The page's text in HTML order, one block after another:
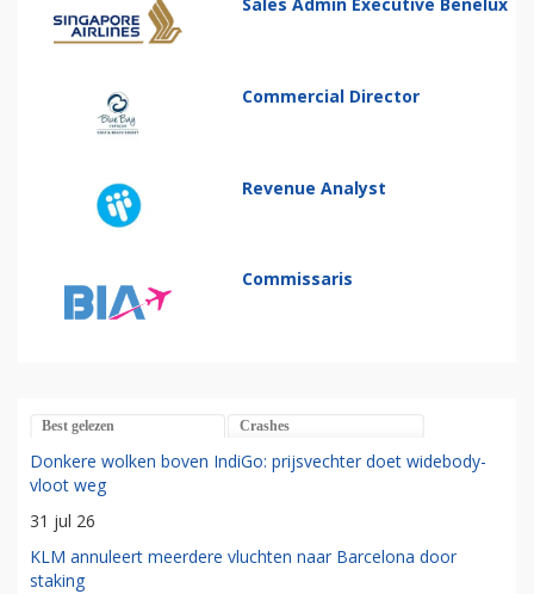
Sales Admin Executive Benelux
Commercial Director
Revenue Analyst
Commissaris
Best gelezen Crashes
Donkere wolken boven IndiGo: prijsvechter doet widebody-
vloot weg
31 jul 26
KLM annuleert meerdere vluchten naar Barcelona door
staking